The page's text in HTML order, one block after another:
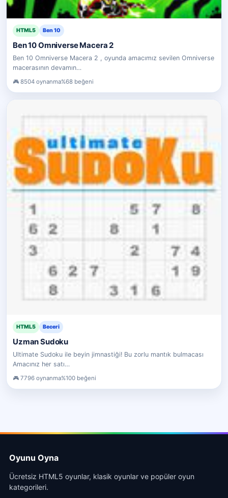
HTML5 Ben 10
Ben 10 Omniverse Macera 2
Ben 10 Omniverse Macera 2 , oyunda amacımız sevilen Omniverse
macerasının devamın…
8504 oynanma%68 beğeni
HTML5 Beceri
Uzman Sudoku
Ultimate Sudoku ile beyin jimnastiği! Bu zorlu mantık bulmacası
Amacınız her satı…
7796 oynanma%100 beğeni
Oyunu Oyna
Ücretsiz HTML5 oyunlar, klasik oyunlar ve popüler oyun
kategorileri.